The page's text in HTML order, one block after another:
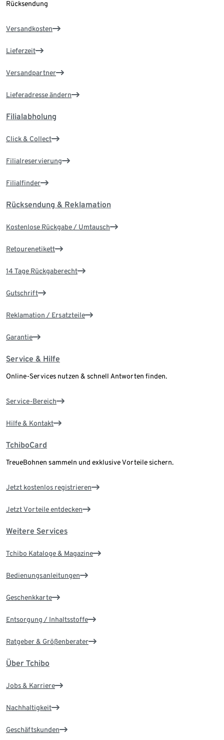
Rücksendung
Versandkosten
Lieferzeit
Versandpartner
Lieferadresse ändern
Filialabholung
Click & Collect
Filialreservierung
Filialfinder
Rücksendung & Reklamation
Kostenlose Rückgabe / Umtausch
Retourenetikett
14 Tage Rückgaberecht
Gutschrift
Reklamation / Ersatzteile
Garantie
Service & Hilfe
Online-Services nutzen & schnell Antworten finden.
Service-Bereich
Hilfe & Kontakt
TchiboCard
TreueBohnen sammeln und exklusive Vorteile sichern.
Jetzt kostenlos registrieren
Jetzt Vorteile entdecken
Weitere Services
Tchibo Kataloge & Magazine
Bedienungsanleitungen
Geschenkkarte
Entsorgung / Inhaltsstoffe
Ratgeber & Größenberater
Über Tchibo
Jobs & Karriere
Nachhaltigkeit
Geschäftskunden